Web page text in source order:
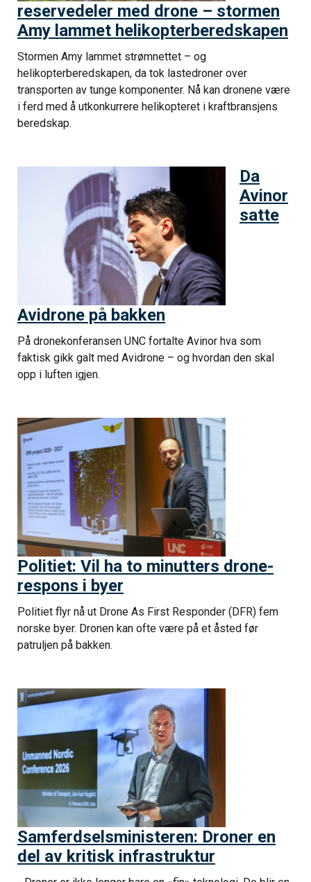
reservedeler med drone – stormen
Amy lammet helikopterberedskapen
Stormen Amy lammet strømnettet – og
helikopterberedskapen, da tok lastedroner over
transporten av tunge komponenter. Nå kan dronene være
i ferd med å utkonkurrere helikopteret i kraftbransjens
beredskap.
Da
Avinor
satte
Avidrone på bakken
På dronekonferansen UNC fortalte Avinor hva som
faktisk gikk galt med Avidrone – og hvordan den skal
opp i luften igjen.
Politiet: Vil ha to minutters drone-
respons i byer
Politiet flyr nå ut Drone As First Responder (DFR) fem
norske byer. Dronen kan ofte være på et åsted før
patruljen på bakken.
Samferdselsministeren: Droner en
del av kritisk infrastruktur